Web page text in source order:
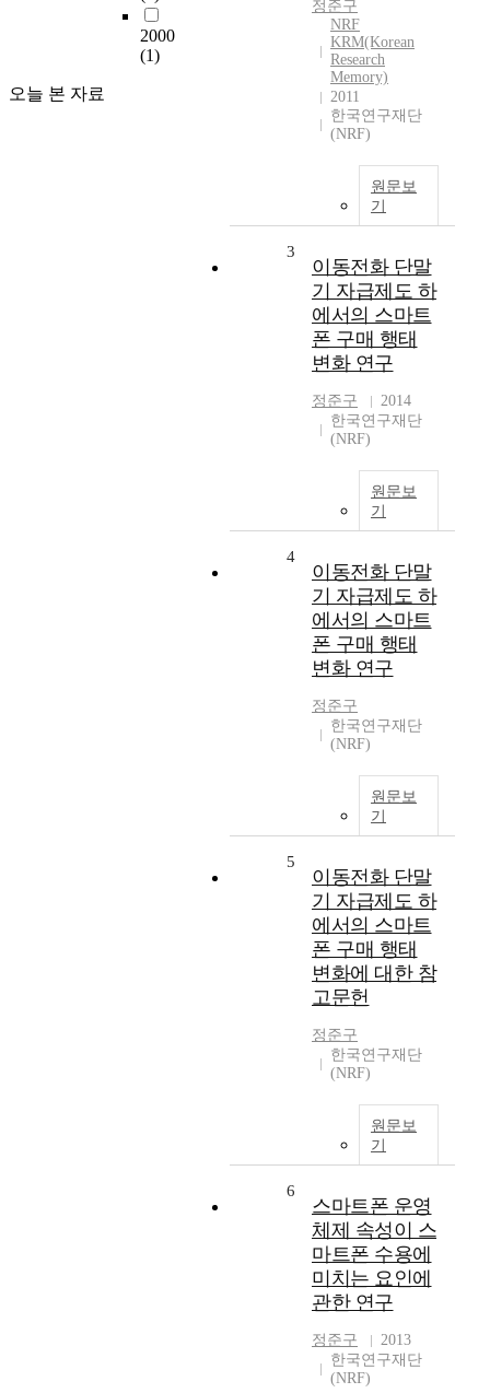
2000
(1)
오늘 본 자료
정준구
NRF
KRM(Korean
Research
Memory)
2011
한국연구재단
(NRF)
원문보
기
3
이동전화 단말
기 자급제도 하
에서의 스마트
폰 구매 행태
변화 연구
정준구
2014
한국연구재단
(NRF)
원문보
기
4
이동전화 단말
기 자급제도 하
에서의 스마트
폰 구매 행태
변화 연구
정준구
한국연구재단
(NRF)
원문보
기
5
이동전화 단말
기 자급제도 하
에서의 스마트
폰 구매 행태
변화에 대한 참
고문헌
정준구
한국연구재단
(NRF)
원문보
기
6
스마트폰 운영
체제 속성이 스
마트폰 수용에
미치는 요인에
관한 연구
정준구
2013
한국연구재단
(NRF)